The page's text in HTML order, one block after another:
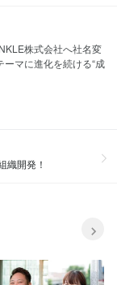
株式会社へ社名変
マに進化を続ける“成
織開発！